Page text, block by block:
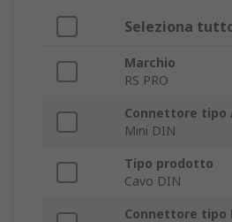
Seleziona
Marchio
RS PRO
Connettore tipo
Mini DIN
Tipo prodotto
Cavo DIN
Connettore tipo